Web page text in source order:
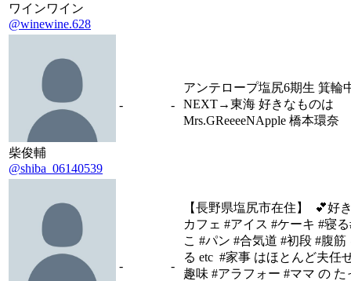
ワインワイン
@winewine.628
柴俊輔
@shiba_06140539
- -
アンテロープ塩尻6期生 箕輪
NEXT→東海 好きなものは
Mrs.GReeeeNApple 橋本環奈
- -
【長野県塩尻市在住】 💕好
カフェ #アイス #ケーキ #寝
こ #パン #合気道 #初段 #腹筋
る etc #家事 はほとんど夫任
趣味 #アラフォー #ママ の た